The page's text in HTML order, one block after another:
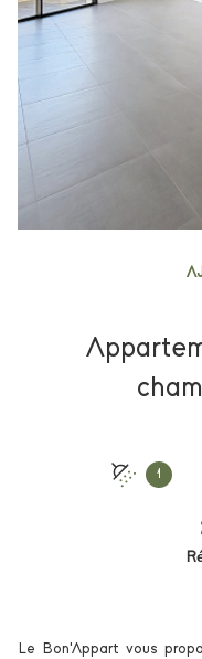
Appartement 3
1
Le Bon'Appart vous